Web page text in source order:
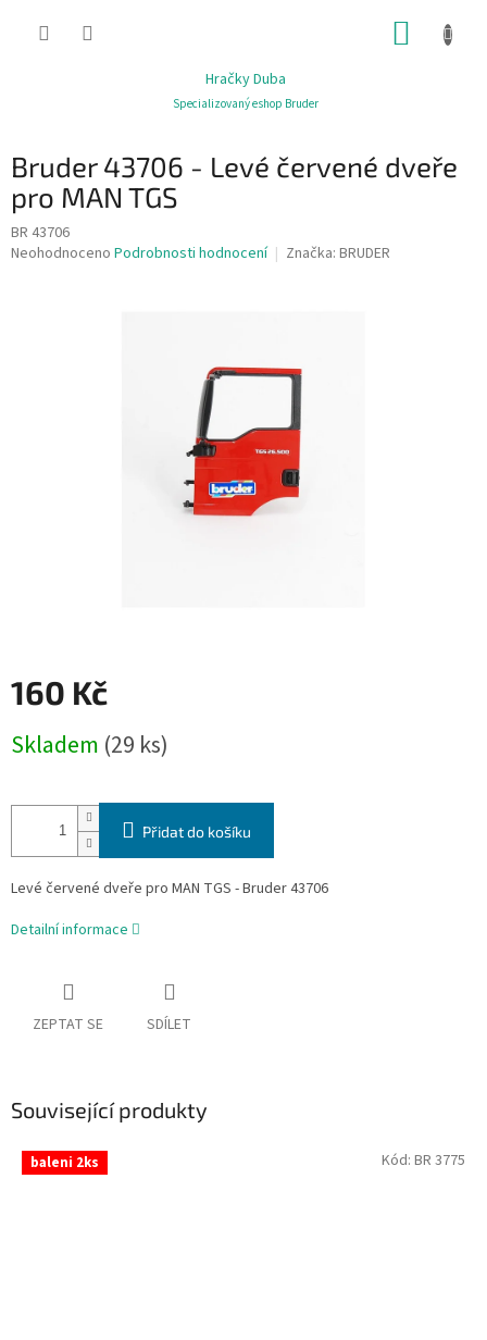
Hračky Duba
Specializovaný eshop Bruder
Bruder 43706 - Levé červené dveře
pro MAN TGS
BR 43706
Průměrné
Neohodnoceno Podrobnosti hodnocení Značka: BRUDER
160 Kč
cena:
Skladem (29 ks)
Přidat do košíku
Levé červené dveře pro MAN TGS - Bruder 43706
Detailní informace
ZEPTAT SE SDÍLET
Související produkty
baleni 2ks Kód: BR 3775